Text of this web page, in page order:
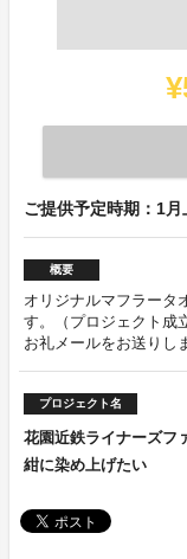
ご提供予定時期：1月
概要
オリジナルマフラータ
す。（プロジェクト成
お礼メールをお送りし
プロジェクト名
花園近鉄ライナーズフ
紺に染め上げたい